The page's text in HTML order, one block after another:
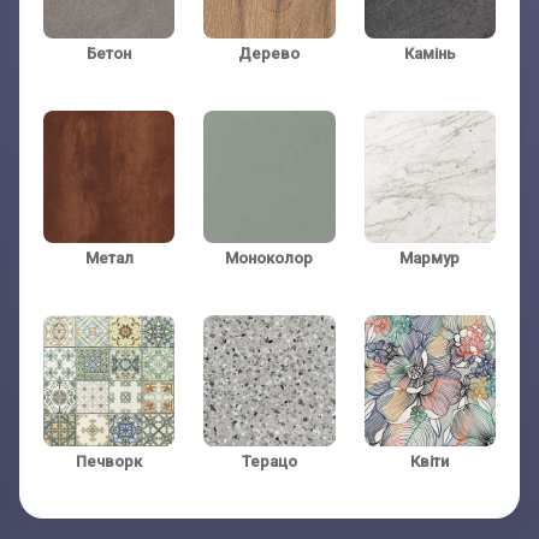
Телефон: (обов'язково)
Телефон: (обов'язково)
Бетон Дерево Камінь
Метал Моноколор Мармур
Печворк Терацо Квіти